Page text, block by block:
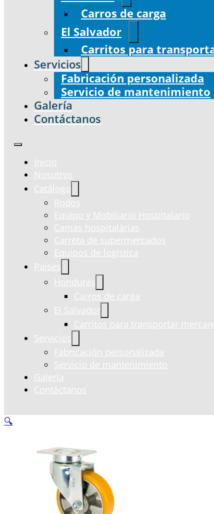
Carros de carga
El Salvador
Carritos para
Servicios
Fabricación personalizada
Servicio de mantenimiento
Galería
Contáctanos
Inicio
Nosotros
Catálogo
Rodos
Equipo y Mobiliario Hospitalario
Camas hospitalarias
Carreta de supermercados
Equipos de logística
Países
Honduras
Carros de carga
El Salvador
Carritos para transportar
Servicios
Fabricación personalizada
Servicio de mantenimiento
Galería
Contáctanos
🔍